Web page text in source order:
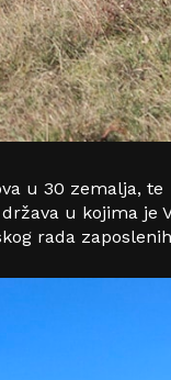
u 30 zemalja, te
u kojima je
rada